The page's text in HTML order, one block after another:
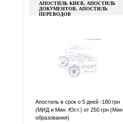
АПОСТИЛЬ КИЕВ, АПОСТИЛЬ
ДОКУМЕНТОВ, АПОСТИЛЬ
ПЕРЕВОДОВ
Апостиль в срок о 5 дней -180 грн
(МИД и Мин. Юст.) от 250 грн (Мин.
образования)